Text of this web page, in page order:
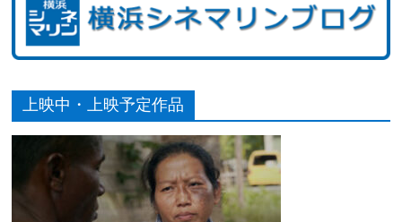
上映中・上映予定作品